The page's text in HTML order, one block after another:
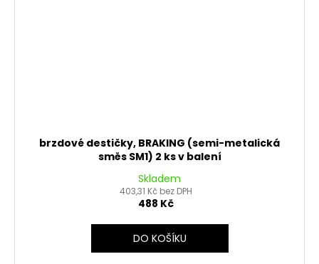
brzdové destičky, BRAKING (semi-metalická
směs SM1) 2 ks v balení
Skladem
403,31 Kč bez DPH
488 Kč
DO KOŠÍKU